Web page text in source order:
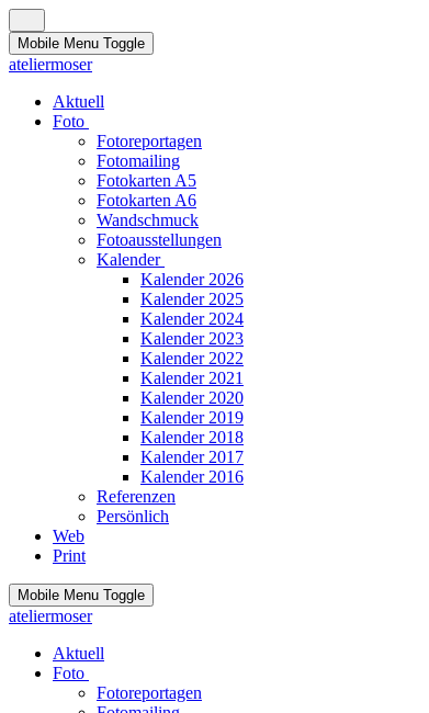
Mobile Menu Toggle
ateliermoser
Aktuell
Foto
Fotoreportagen
Fotomailing
Fotokarten A5
Fotokarten A6
Wandschmuck
Fotoausstellungen
Kalender
Kalender 2026
Kalender 2025
Kalender 2024
Kalender 2023
Kalender 2022
Kalender 2021
Kalender 2020
Kalender 2019
Kalender 2018
Kalender 2017
Kalender 2016
Referenzen
Persönlich
Web
Print
Mobile Menu Toggle
ateliermoser
Aktuell
Foto
Fotoreportagen